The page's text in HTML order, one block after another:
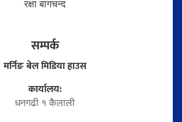
रक्षा बागचन्द
सम्पर्क
मर्निङ बेल मिडिया हाउस
कार्यालय:
धनगढी १ कैलाली